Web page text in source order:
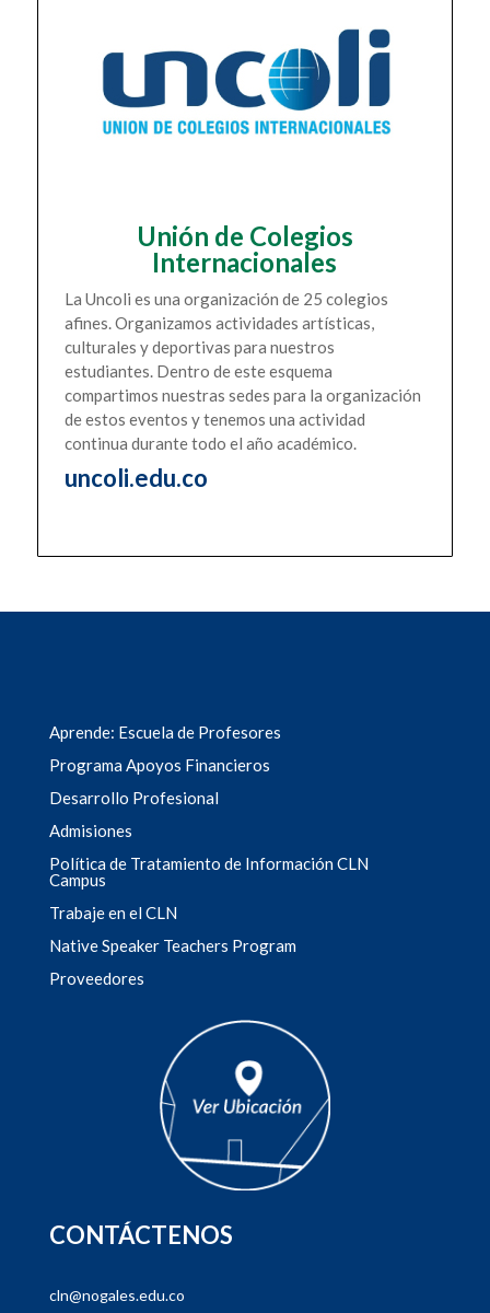
Unión de Colegios
Internacionales
La Uncoli es una organización de 25 colegios
afines. Organizamos actividades artísticas,
culturales y deportivas para nuestros
estudiantes. Dentro de este esquema
compartimos nuestras sedes para la organización
de estos eventos y tenemos una actividad
continua durante todo el año académico.
uncoli.edu.co
Aprende: Escuela de Profesores
Programa Apoyos Financieros
Desarrollo Profesional
Admisiones
Política de Tratamiento de Información CLN
Campus
Trabaje en el CLN
Native Speaker Teachers Program
Proveedores
CONTÁCTENOS
cln@nogales.edu.co